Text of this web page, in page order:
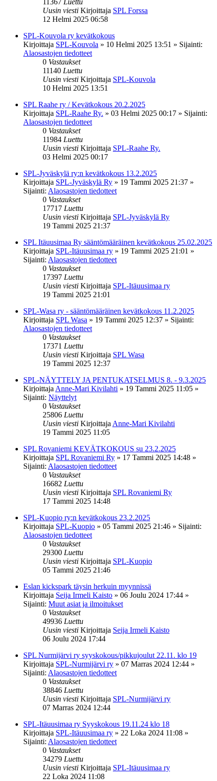
Uusin viesti Kirjoittaja SPL Forssa
12 Helmi 2025 06:58
SPL-Kouvola ry kevätkokous
Kirjoittaja SPL-Kouvola » 10 Helmi 2025 13:51 » Sijainti:
Alaosastojen tiedotteet
0 Vastaukset
11140 Luettu
Uusin viesti Kirjoittaja SPL-Kouvola
10 Helmi 2025 13:51
SPL Raahe ry / Kevätkokous 20.2.2025
Kirjoittaja SPL-Raahe Ry. » 03 Helmi 2025 00:17 » Sijainti:
Alaosastojen tiedotteet
0 Vastaukset
11984 Luettu
Uusin viesti Kirjoittaja SPL-Raahe Ry.
03 Helmi 2025 00:17
SPL-Jyväskylä ry:n kevätkokous 13.2.2025
Kirjoittaja SPL-Jyväskylä Ry » 19 Tammi 2025 21:37 »
Sijainti: Alaosastojen tiedotteet
0 Vastaukset
17717 Luettu
Uusin viesti Kirjoittaja SPL-Jyväskylä Ry
19 Tammi 2025 21:37
SPL Itäuusimaa Ry sääntömääräinen kevätkokous 25.02.2025
Kirjoittaja SPL-Itäuusimaa ry » 19 Tammi 2025 21:01 »
Sijainti: Alaosastojen tiedotteet
0 Vastaukset
17397 Luettu
Uusin viesti Kirjoittaja SPL-Itäuusimaa ry
19 Tammi 2025 21:01
SPL-Wasa ry - sääntömääräinen kevätkokous 11.2.2025
Kirjoittaja SPL Wasa » 19 Tammi 2025 12:37 » Sijainti:
Alaosastojen tiedotteet
0 Vastaukset
17371 Luettu
Uusin viesti Kirjoittaja SPL Wasa
19 Tammi 2025 12:37
SPL-NÄYTTELY JA PENTUKATSELMUS 8. - 9.3.2025
Kirjoittaja Anne-Mari Kivilahti » 19 Tammi 2025 11:05 »
Sijainti: Näyttelyt
0 Vastaukset
25806 Luettu
Uusin viesti Kirjoittaja Anne-Mari Kivilahti
19 Tammi 2025 11:05
SPL Rovaniemi KEVÄTKOKOUS su 23.2.2025
Kirjoittaja SPL Rovaniemi Ry » 17 Tammi 2025 14:48 »
Sijainti: Alaosastojen tiedotteet
0 Vastaukset
16682 Luettu
Uusin viesti Kirjoittaja SPL Rovaniemi Ry
17 Tammi 2025 14:48
SPL-Kuopio ry:n kevätkokous 23.2.2025
Kirjoittaja SPL-Kuopio » 05 Tammi 2025 21:46 » Sijainti:
Alaosastojen tiedotteet
0 Vastaukset
29300 Luettu
Uusin viesti Kirjoittaja SPL-Kuopio
05 Tammi 2025 21:46
Eslan kickspark täysin herkuin myynnissä
Kirjoittaja Seija Irmeli Kaisto » 06 Joulu 2024 17:44 »
Sijainti: Muut asiat ja ilmoitukset
0 Vastaukset
49936 Luettu
Uusin viesti Kirjoittaja Seija Irmeli Kaisto
06 Joulu 2024 17:44
SPL Nurmijärvi ry syyskokous/pikkujoulut 22.11. klo 19
Kirjoittaja SPL-Nurmijärvi ry » 07 Marras 2024 12:44 »
Sijainti: Alaosastojen tiedotteet
0 Vastaukset
38846 Luettu
Uusin viesti Kirjoittaja SPL-Nurmijärvi ry
07 Marras 2024 12:44
SPL-Itäuusimaa ry Syyskokous 19.11.24 klo 18
Kirjoittaja SPL-Itäuusimaa ry » 22 Loka 2024 11:08 »
Sijainti: Alaosastojen tiedotteet
0 Vastaukset
34279 Luettu
Uusin viesti Kirjoittaja SPL-Itäuusimaa ry
22 Loka 2024 11:08